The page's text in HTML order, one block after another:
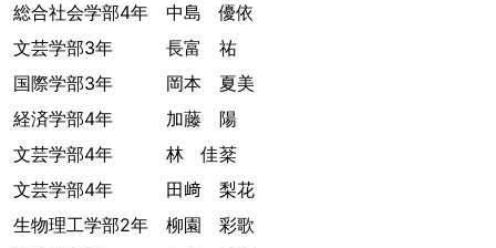
総合社会学部4年 中島 優依
文芸学部3年 長富 祐
国際学部3年 岡本 夏美
経済学部4年 加藤 陽
文芸学部4年 林 佳棻
文芸学部4年 田﨑 梨花
生物理工学部2年 柳園 彩歌